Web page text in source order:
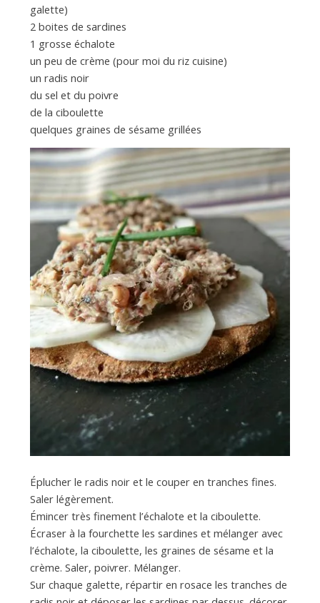
galette)
2 boites de sardines
1 grosse échalote
un peu de crème (pour moi du riz cuisine)
un radis noir
du sel et du poivre
de la ciboulette
quelques graines de sésame grillées
Éplucher le radis noir et le couper en tranches fines.
Saler légèrement.
Émincer très finement l’échalote et la ciboulette.
Écraser à la fourchette les sardines et mélanger avec
l’échalote, la ciboulette, les graines de sésame et la
crème. Saler, poivrer. Mélanger.
Sur chaque galette, répartir en rosace les tranches de